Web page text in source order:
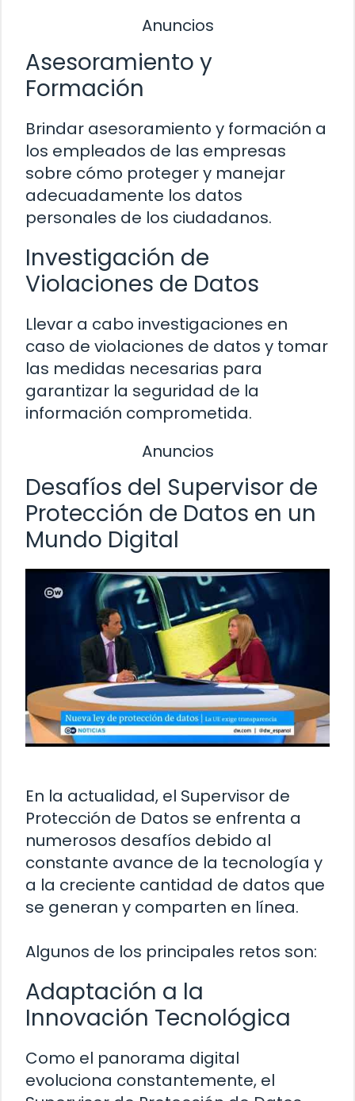
Anuncios
Asesoramiento y
Formación
Brindar asesoramiento y formación a
los empleados de las empresas
sobre cómo proteger y manejar
adecuadamente los datos
personales de los ciudadanos.
Investigación de
Violaciones de Datos
Llevar a cabo investigaciones en
caso de violaciones de datos y tomar
las medidas necesarias para
garantizar la seguridad de la
información comprometida.
Anuncios
Desafíos del Supervisor de
Protección de Datos en un
Mundo Digital
En la actualidad, el Supervisor de
Protección de Datos se enfrenta a
numerosos desafíos debido al
constante avance de la tecnología y
a la creciente cantidad de datos que
se generan y comparten en línea.
Algunos de los principales retos son:
Adaptación a la
Innovación Tecnológica
Como el panorama digital
evoluciona constantemente, el